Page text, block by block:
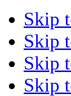
Skip
Skip
Skip
Skip